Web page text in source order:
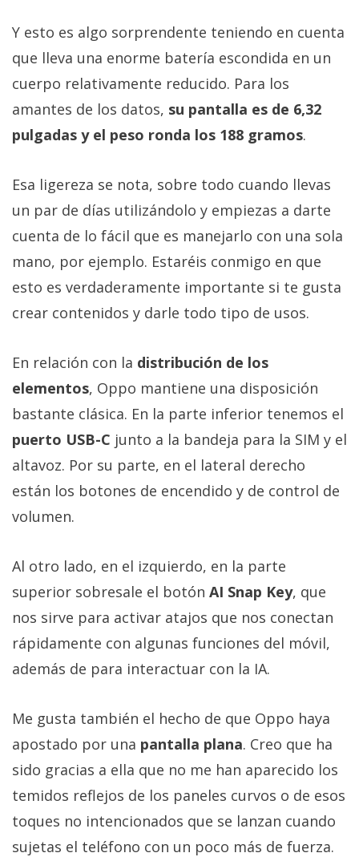
Y esto es algo sorprendente teniendo en cuenta
que lleva una enorme batería escondida en un
cuerpo relativamente reducido. Para los
amantes de los datos, su pantalla es de 6,32
pulgadas y el peso ronda los 188 gramos.
Esa ligereza se nota, sobre todo cuando llevas
un par de días utilizándolo y empiezas a darte
cuenta de lo fácil que es manejarlo con una sola
mano, por ejemplo. Estaréis conmigo en que
esto es verdaderamente importante si te gusta
crear contenidos y darle todo tipo de usos.
En relación con la distribución de los
elementos, Oppo mantiene una disposición
bastante clásica. En la parte inferior tenemos el
puerto USB-C junto a la bandeja para la SIM y el
altavoz. Por su parte, en el lateral derecho
están los botones de encendido y de control de
volumen.
Al otro lado, en el izquierdo, en la parte
superior sobresale el botón AI Snap Key, que
nos sirve para activar atajos que nos conectan
rápidamente con algunas funciones del móvil,
además de para interactuar con la IA.
Me gusta también el hecho de que Oppo haya
apostado por una pantalla plana. Creo que ha
sido gracias a ella que no me han aparecido los
temidos reflejos de los paneles curvos o de esos
toques no intencionados que se lanzan cuando
sujetas el teléfono con un poco más de fuerza.